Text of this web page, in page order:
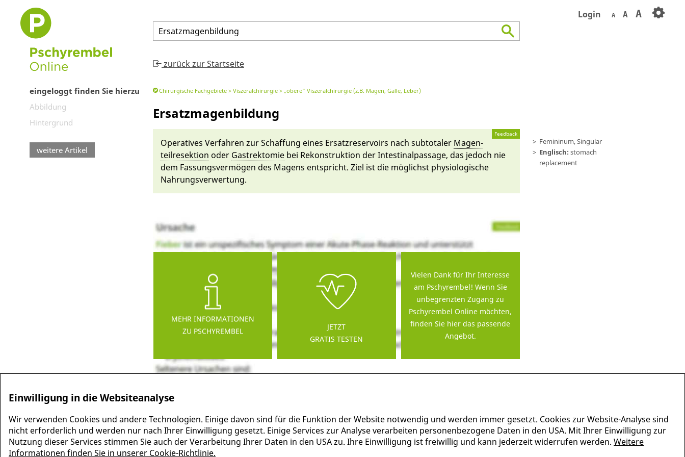
eingeloggt finden Sie hierzu
Abbildung
Hintergrund
weitere Artikel
Login A A A
Ersatzmagenbildung
zurück zur Startseite
Chirurgische Fachgebiete Viszeralchirurgie „obere“ Viszeralchirurgie (z.B. Magen, Galle, Leber)
Ersatzmagenbildung
Femininum, Singular
Englisch: stomach
replacement
Feedback
Operatives Ver­fahren zur Schaf­fung ei­nes Er­satz­reservoirs nach sub­tota­ler Magen­
teil­resekti­on oder Gast­rektomie bei Rekonstrukti­on der In­testinalpassage, das je­doch nie
dem Fassungs­vermö­gen des Magens entspricht. Ziel ist die mög­lichst physiologische
Nahrungs­verwertung.
MEHR INFORMATIONEN
ZU PSCHYREMBEL
JETZT
GRATIS TESTEN
Vielen Dank für Ihr Interesse
am Pschyrembel! Wenn Sie
unbegrenzten Zugang zu
Pschyrembel Online möchten,
finden Sie hier das passende
Angebot.
Einwilligung in die Websiteanalyse
Wir verwenden Cookies und andere Technologien. Einige davon sind für die Funktion der Website notwendig und werden immer gesetzt. Cookies zur Website-Analyse sind
nicht erforderlich und werden nur nach Ihrer Einwilligung gesetzt. Einige Services zur Analyse verarbeiten personenbezogene Daten in den USA. Mit Ihrer Einwilligung zur
Nutzung dieser Services stimmen Sie auch der Verarbeitung Ihrer Daten in den USA zu. Ihre Einwilligung ist freiwillig und kann jederzeit widerrufen werden. Weitere
Informationen finden Sie in unserer Cookie-Richtlinie.